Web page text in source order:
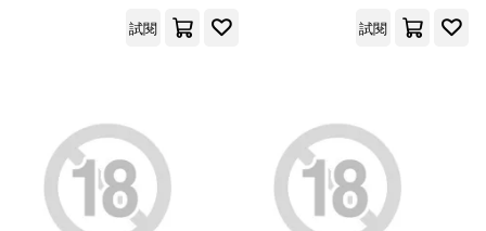
五味宏生(2) 公野櫻子(2)
メディコス・エンタテインメント
モバイルメディアリサーチ(1)
試閱 試閱